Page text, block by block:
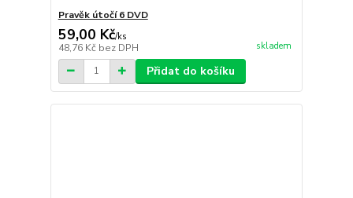
Pravěk útočí 6 DVD
59,00 Kč/ks
48,76 Kč bez DPH skladem
Přidat do košíku